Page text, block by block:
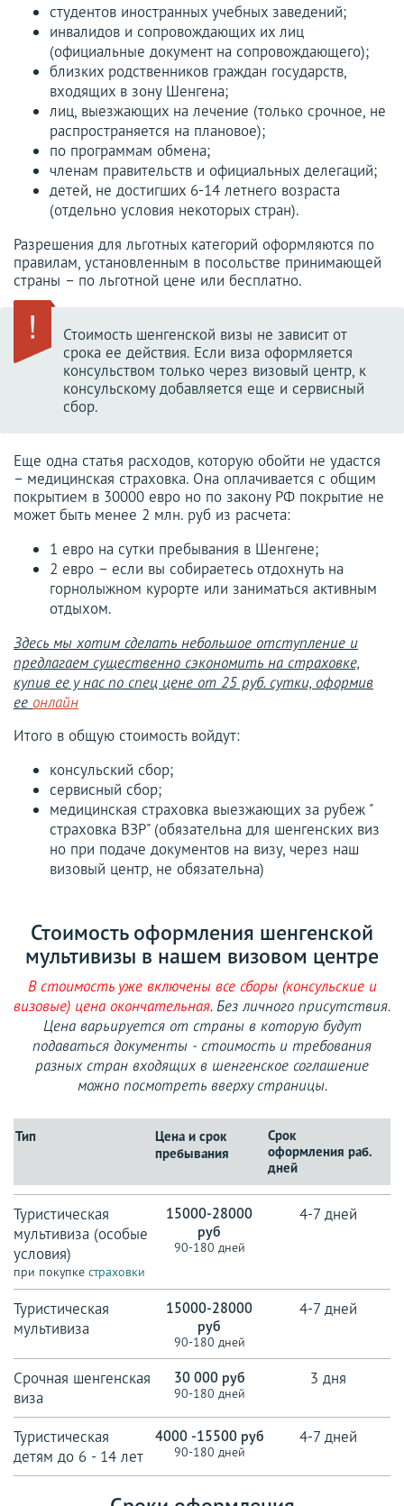
студентов иностранных учебных заведений;
инвалидов и сопровождающих их лиц
(официальные документ на сопровождающего);
близких родственников граждан государств,
входящих в зону Шенгена;
лиц, выезжающих на лечение (только срочное, не
распространяется на плановое);
по программам обмена;
членам правительств и официальных делегаций;
детей, не достигших 6-14 летнего возраста
(отдельно условия некоторых стран).
Разрешения для льготных категорий оформляются по
правилам, установленным в посольстве принимающей
страны – по льготной цене или бесплатно.
Стоимость шенгенской визы не зависит от
срока ее действия. Если виза оформляется
консульством только через визовый центр, к
консульскому добавляется еще и сервисный
сбор.
Еще одна статья расходов, которую обойти не удастся
– медицинская страховка. Она оплачивается с общим
покрытием в 30000 евро но по закону РФ покрытие не
может быть менее 2 млн. руб из расчета:
1 евро на сутки пребывания в Шенгене;
2 евро – если вы собираетесь отдохнуть на
горнолыжном курорте или заниматься активным
отдыхом.
Здесь мы хотим сделать небольшое отступление и
предлагаем существенно сэкономить на страховке,
купив ее у нас по спец цене от 25 руб. сутки, оформив
ее онлайн
Итого в общую стоимость войдут:
консульский сбор;
сервисный сбор;
медицинская страховка выезжающих за рубеж "
страховка ВЗР" (обязательна для шенгенских виз
но при подаче документов на визу, через наш
визовый центр, не обязательна)
Стоимость оформления шенгенской
мультивизы в нашем визовом центре
В стоимость уже включены все сборы (консульские и
визовые) цена окончательная. Без личного присутствия.
Цена варьируется от страны в которую будут
подаваться документы - стоимость и требования
разных стран входящих в шенгенское соглашение
можно посмотреть вверху страницы.
Тип
Срок
оформления раб.
дней
Туристическая
мультивиза (особые
условия)
15000-28000
руб
4-7 дней
при покупке страховки
Туристическая
мультивиза
15000-28000
руб
4-7 дней
Срочная шенгенская
виза
30 000 руб 3 дня
Туристическая
детям до 6 - 14 лет
4000 -15500 руб 4-7 дней